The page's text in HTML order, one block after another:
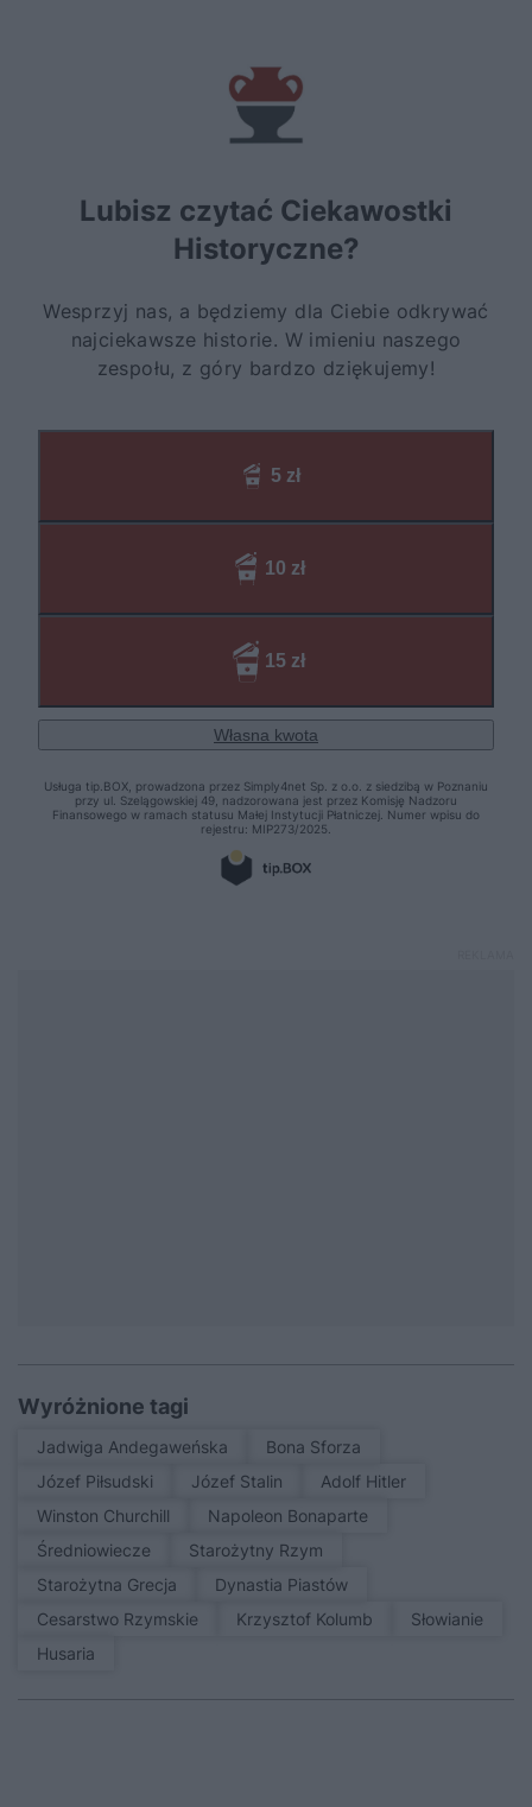
Wyróżnione tagi
Jadwiga Andegaweńska
Bona Sforza
Józef Piłsudski
Józef Stalin
Adolf Hitler
Winston Churchill
Napoleon Bonaparte
średniowiecze
Starożytny Rzym
Starożytna Grecja
Dynastia Piastów
Cesarstwo Rzymskie
Krzysztof Kolumb
Słowianie
Husaria